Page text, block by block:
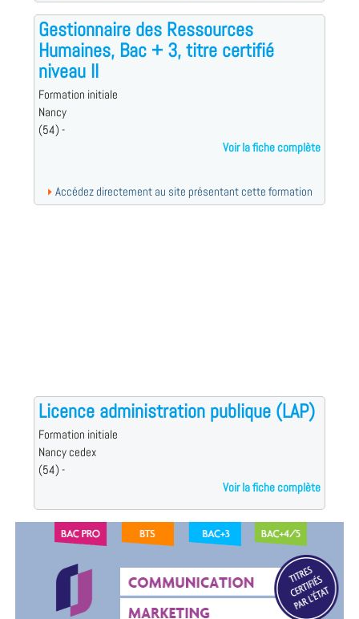
Gestionnaire des Ressources
Humaines, Bac + 3, titre certifié
niveau II
Formation initiale
Nancy
(54) -
Voir la fiche complète
Accédez directement au site présentant cette formation
Licence administration publique (LAP)
Formation initiale
Nancy cedex
(54) -
Voir la fiche complète